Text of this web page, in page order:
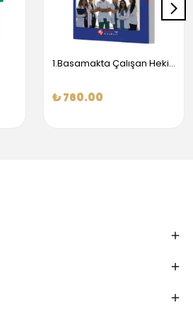
1.Basamakta Çalışan Hekimler İçin Temel Obstetrik Ve Jinekoloji Bilgisi
₺ 760.00